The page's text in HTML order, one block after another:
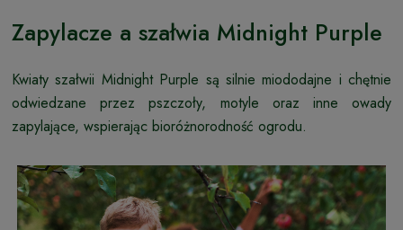
Zapylacze a szałwia Midnight Purple
Kwiaty szałwii Midnight Purple są silnie miododajne i chętnie
odwiedzane przez pszczoły, motyle oraz inne owady
zapylające, wspierając bioróżnorodność ogrodu.